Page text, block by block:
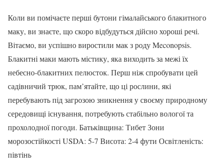
Коли ви помічаєте перші бутони гімалайського блакитного
маку, ви знаєте, що скоро відбудуться дійсно хороші речі.
Вітаємо, ви успішно виростили мак з роду Meconopsis.
Блакитні маки мають містику, яка виходить за межі їх
небесно-блакитних пелюсток. Перш ніж спробувати цей
садівничий трюк, пам’ятайте, що ці рослини, які
перебувають під загрозою зникнення у своєму природному
середовищі існування, потребують стабільно вологої та
прохолодної погоди. Батьківщина: Тибет Зони
морозостійкості USDA: 5-7 Висота: 2-4 фути Освітленість:
півтінь